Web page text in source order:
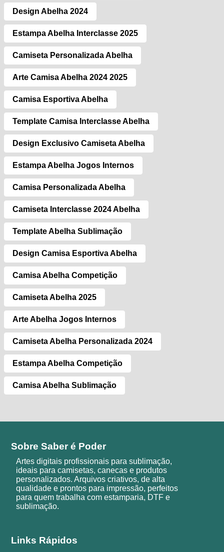
Design Abelha 2024
Estampa Abelha Interclasse 2025
Camiseta Personalizada Abelha
Arte Camisa Abelha 2024 2025
Camisa Esportiva Abelha
Template Camisa Interclasse Abelha
Design Exclusivo Camiseta Abelha
Estampa Abelha Jogos Internos
Camisa Personalizada Abelha
Camiseta Interclasse 2024 Abelha
Template Abelha Sublimação
Design Camisa Esportiva Abelha
Camisa Abelha Competição
Camiseta Abelha 2025
Arte Abelha Jogos Internos
Camiseta Abelha Personalizada 2024
Estampa Abelha Competição
Camisa Abelha Sublimação
Sobre Saber é Poder
Artes digitais profissionais para sublimação,
ideais para camisetas, canecas e produtos
personalizados. Arquivos criativos, de alta
qualidade e prontos para impressão, perfeitos
para quem trabalha com estamparia, DTF e
sublimação.
Links Rápidos